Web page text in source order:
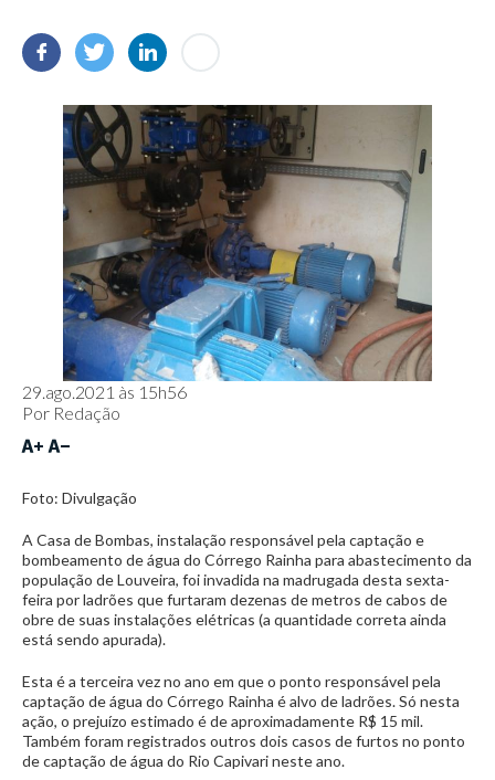
29.ago.2021 às 15h56
Por Redação
Foto: Divulgação
A Casa de Bombas, instalação responsável pela captação e
bombeamento de água do Córrego Rainha para abastecimento da
população de Louveira, foi invadida na madrugada desta sexta-
feira por ladrões que furtaram dezenas de metros de cabos de
obre de suas instalações elétricas (a quantidade correta ainda
está sendo apurada).
Esta é a terceira vez no ano em que o ponto responsável pela
captação de água do Córrego Rainha é alvo de ladrões. Só nesta
ação, o prejuízo estimado é de aproximadamente R$ 15 mil.
Também foram registrados outros dois casos de furtos no ponto
de captação de água do Rio Capivari neste ano.